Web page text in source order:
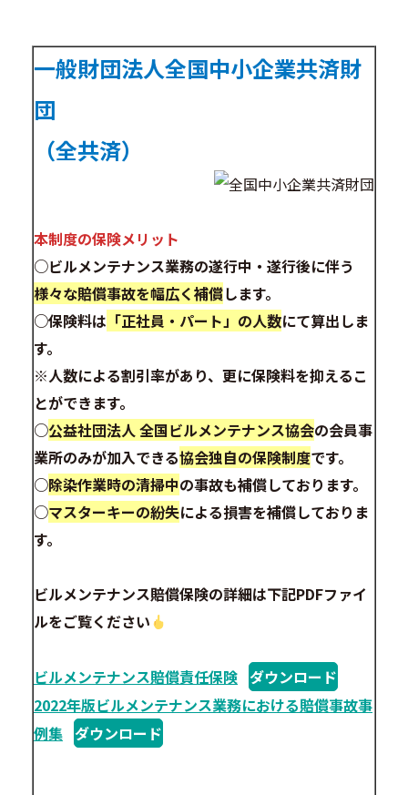
一般財団法人全国中小企業共済財
団
（全共済）
本制度の保険メリット
○ビルメンテナンス業務の遂行中・遂行後に伴う
様々な賠償事故を幅広く補償します。
○保険料は 「正社員・パート」の人数にて算出しま
す。
※人数による割引率があり、更に保険料を抑えるこ
とができます。
○公益社団法人 全国ビルメンテナンス協会の会員事
業所のみが加入できる協会独自の保険制度です。
○除染作業時の清掃中の事故も補償しております。
○マスターキーの紛失による損害を補償しておりま
す。
ビルメンテナンス賠償保険の詳細は下記PDFファイ
ルをご覧ください
ビルメンテナンス賠償責任保険 ダウンロード
2022年版ビルメンテナンス業務における賠償事故事
例集 ダウンロード